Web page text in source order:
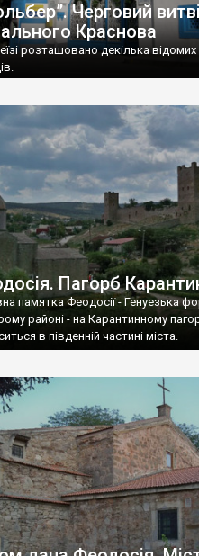
Черговий
Краснова
розташовано декілька
Пагорб
памятка Феодосії - Генуезька
районі - на Карантинному
в південній частині міста.